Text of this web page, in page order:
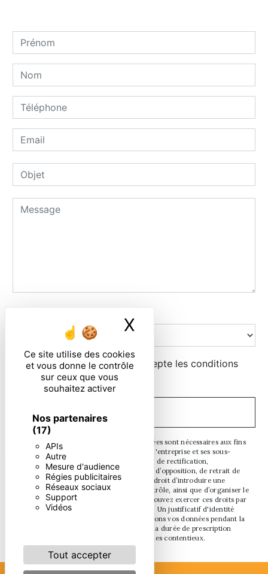
Ce site utilise des cookies
et vous donne le contrôle
sur ceux que vous
souhaitez activer
Nos partenaires
(17)
APIs
Autre
Mesure d'audience
Régies publicitaires
Réseaux sociaux
Support
Vidéos
Tout accepter
X Masquer le
En cochant cette case, j'accepte les conditions
particulières ci-dessous **
** Les données personnelles communiquées sont nécessaires aux fins
de vous contacter. Elles sont destinées à l'entreprise et ses sous-
traitants. Vous disposez de droits d’accès, de rectification,
d’effacement, de portabilité, de limitation, d’opposition, de retrait de
votre consentement à tout moment et du droit d’introduire une
réclamation auprès d’une autorité de contrôle, ainsi que d’organiser le
sort de vos données post-mortem. Vous pouvez exercer ces droits par
voie postale ou par courrier électronique. Un justificatif d'identité
pourra vous être demandé. Nous conservons vos données pendant la
période de prise de contact puis pendant la durée de prescription
légale aux fins probatoires et de gestion des contentieux.